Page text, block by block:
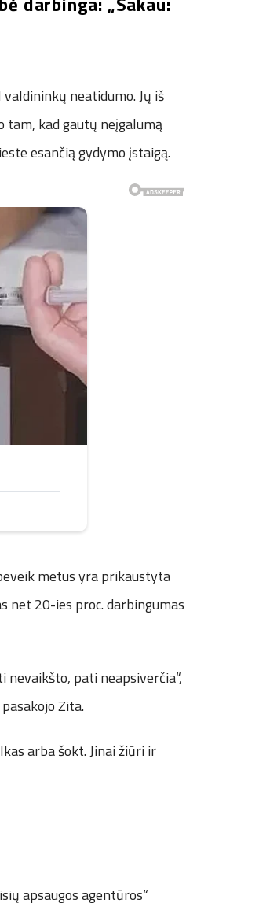
neatidumo. Jų iš
tam, kad gautų neįgalumą
esančią gydymo įstaigą.
metus yra prikaustyta
net 20-ies proc. darbingumas
nevaikšto, pati neapsiverčia“,
Zita.
arba šokt. Jinai žiūri ir
apsaugos agentūros“